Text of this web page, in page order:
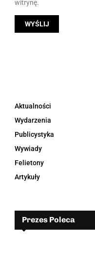
witrynę.
Aktualności
Wydarzenia
Publicystyka
Wywiady
Felietony
Artykuły
Prezes Poleca